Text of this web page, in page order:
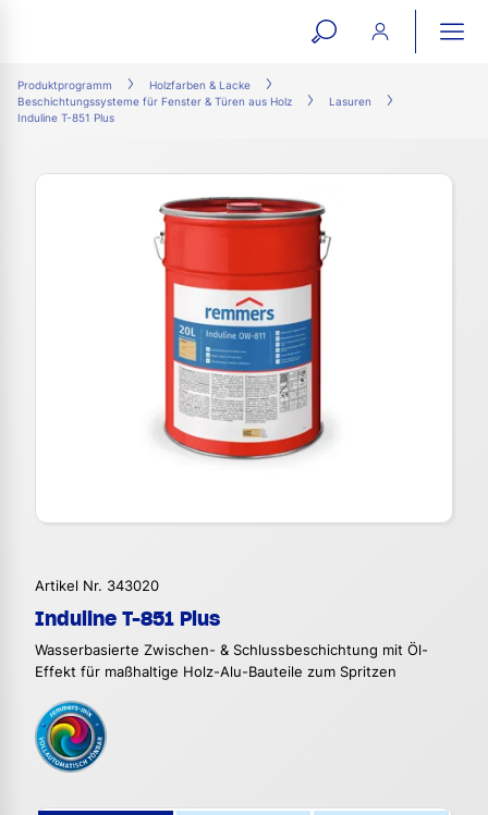
open
Produktprogramm
Holzfarben & Lacke
Beschichtungssysteme für Fenster & Türen aus Holz
Lasuren
Induline T-851 Plus
Artikel Nr. 343020
Induline T-851 Plus
Wasserbasierte Zwischen- & Schlussbeschichtung mit Öl-
Effekt für maßhaltige Holz-Alu-Bauteile zum Spritzen